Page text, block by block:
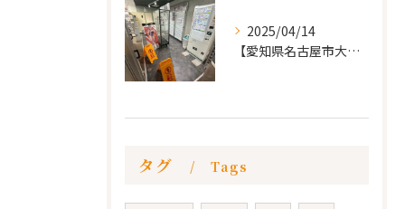
2025/04/14
【愛知県名古屋市大須 カードショップ屋のリノベーション
タグ Tags